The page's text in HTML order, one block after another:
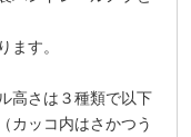
ます。
高さは３種類で以下
カッコ内はさかつう